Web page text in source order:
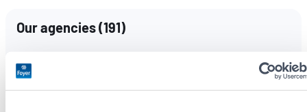
Our agencies(191)